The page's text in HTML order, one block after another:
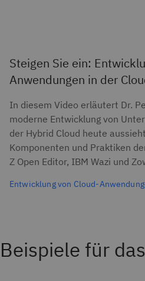
Steigen Sie ein:
Anwendungen in der
In diesem Video erläutert Dr.
moderne Entwicklung von
der Hybrid Cloud heute
Komponenten und Praktiken
Z Open Editor, IBM Wazi und
Entwicklung von Cloud-
Beispiele für